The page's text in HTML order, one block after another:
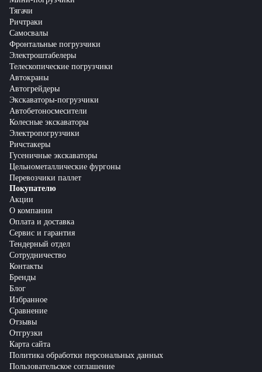
Тягачи
Ричтраки
Самосвалы
Фронтальные погрузчики
Электроштабелеры
Телескопические погрузчики
Автокраны
Автогрейдеры
Экскаваторы-погрузчики
Автобетоносмесители
Колесные экскаваторы
Электропогрузчики
Ричстакеры
Гусеничные экскаваторы
Цельнометаллические фургоны
Перевозчики паллет
Покупателю
Акции
О компании
Оплата и доставка
Сервис и гарантия
Тендерный отдел
Сотрудничество
Контакты
Бренды
Блог
Избранное
Сравнение
Отзывы
Отгрузки
Карта сайта
Политика обработки персональных данных
Пользовательское соглашение